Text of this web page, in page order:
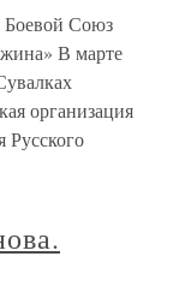
Союз
В марте
организация